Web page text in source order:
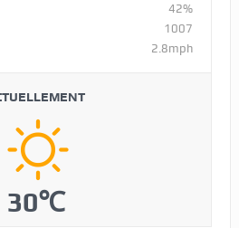
42%
1007
2.8mph
30℃